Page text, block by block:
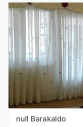
null Barakaldo